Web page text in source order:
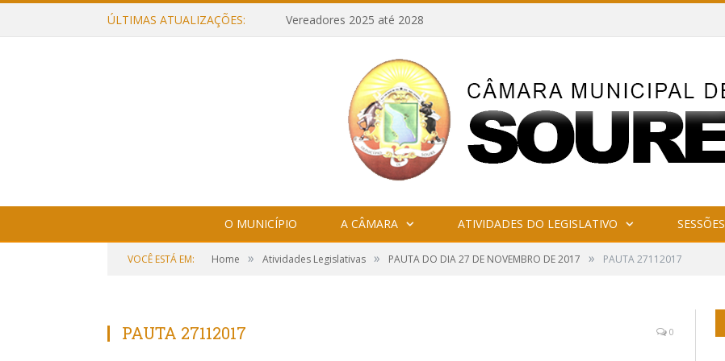
ÚLTIMAS ATUALIZAÇÕES: Vereadores 2025 até 2028
O MUNICÍPIO A CÂMARA ATIVIDADES DO LEGISLATIVO SESSÕES
VOCÊ ESTÁ EM: Home » Atividades Legislativas » PAUTA DO DIA 27 DE NOVEMBRO DE 2017 » PAUTA 27112017
PAUTA 27112017 0